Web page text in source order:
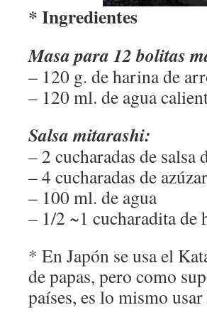
* Ingredientes
Masa para 12 bolitas
– 120 g. de harina de
– 120 ml. de agua
Salsa mitarashi:
– 2 cucharadas de salsa
– 4 cucharadas de azúzar
– 100 ml. de agua
– 1/2 ~1 cucharadita
* En Japón se usa el
de papas, pero como
países, es lo mismo